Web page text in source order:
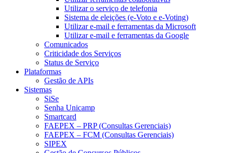
Utilizar o serviço de telefonia
Sistema de eleições (e-Voto e e-Voting)
Utilizar e-mail e ferramentas da Microsoft
Utilizar e-mail e ferramentas da Google
Comunicados
Criticidade dos Serviços
Status de Serviço
Plataformas
Gestão de APIs
Sistemas
SiSe
Senha Unicamp
Smartcard
FAEPEX – PRP (Consultas Gerenciais)
FAEPEX – FCM (Consultas Gerenciais)
SIPEX